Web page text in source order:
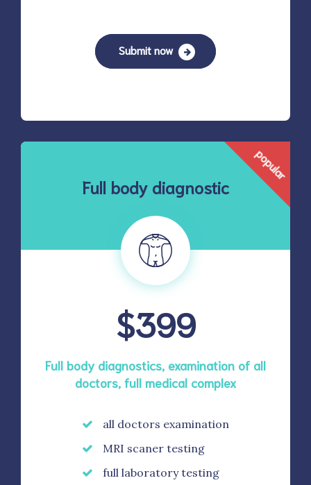
Submit now
popular
Full body diagnostic
$399
Full body diagnostics, examination of all
doctors, full medical complex
all doctors examination
MRI scaner testing
full laboratory testing